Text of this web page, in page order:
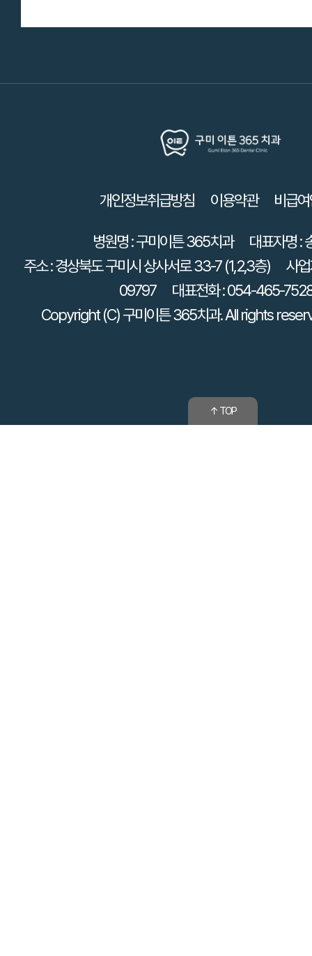
개인정보취급방침 이용약관 비급
병원명 : 구미이튼 365치과
대표자명 :
주소 : 경상북도 구미시 상사서로 33-7 (1,2,3층)
사
09797
대표전화 : 054-465-
Copyright (C) 구미이튼 365치과. All rights
↑ TOP